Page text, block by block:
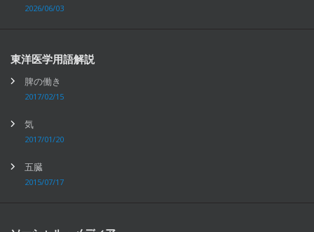
2026/06/03
東洋医学用語解説
脾の働き
2017/02/15
気
2017/01/20
五臓
2015/07/17